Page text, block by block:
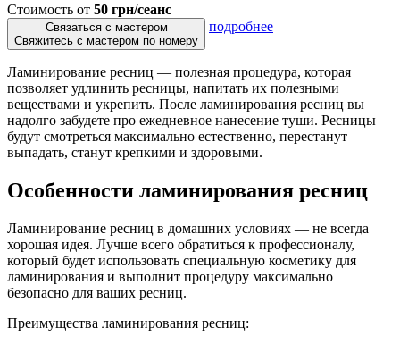
Стоимость от 50 грн/сеанс
Связаться с мастером
Свяжитесь с мастером по номеру
подробнее
Ламинирование ресниц — полезная процедура, которая
позволяет удлинить ресницы, напитать их полезными
веществами и укрепить. После ламинирования ресниц вы
надолго забудете про ежедневное нанесение туши. Ресницы
будут смотреться максимально естественно, перестанут
выпадать, станут крепкими и здоровыми.
Особенности ламинирования ресниц
Ламинирование ресниц в домашних условиях — не всегда
хорошая идея. Лучше всего обратиться к профессионалу,
который будет использовать специальную косметику для
ламинирования и выполнит процедуру максимально
безопасно для ваших ресниц.
Преимущества ламинирования ресниц: